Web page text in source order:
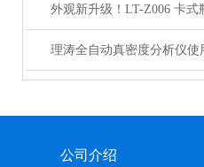
公司介绍